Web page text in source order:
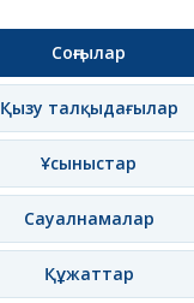
Соңғылар
Қызу талқыдағылар
Ұсыныстар
Сауалнамалар
Құжаттар